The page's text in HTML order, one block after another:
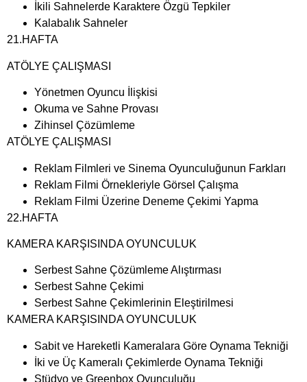
İkili Sahnelerde Karaktere Özgü Tepkiler
Kalabalık Sahneler
21.HAFTA
ATÖLYE ÇALIŞMASI
Yönetmen Oyuncu İlişkisi
Okuma ve Sahne Provası
Zihinsel Çözümleme
ATÖLYE ÇALIŞMASI
Reklam Filmleri ve Sinema Oyunculuğunun Farkları
Reklam Filmi Örnekleriyle Görsel Çalışma
Reklam Filmi Üzerine Deneme Çekimi Yapma
22.HAFTA
KAMERA KARŞISINDA OYUNCULUK
Serbest Sahne Çözümleme Alıştırması
Serbest Sahne Çekimi
Serbest Sahne Çekimlerinin Eleştirilmesi
KAMERA KARŞISINDA OYUNCULUK
Sabit ve Hareketli Kameralara Göre Oynama Tekniği
İki ve Üç Kameralı Çekimlerde Oynama Tekniği
Stüdyo ve Greenbox Oyunculuğu